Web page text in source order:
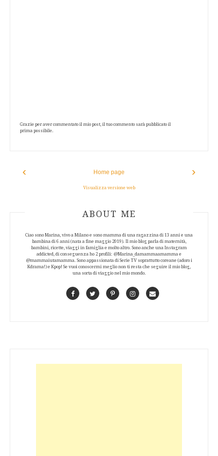
Grazie per aver commentato il mio post, il tuo commento sarà pubblicato il
prima possibile.
‹ ›
Home page
Visualizza versione web
ABOUT AUTHOR
ABOUT ME
Ciao sono Marina, vivo a Milano e sono mamma di una ragazzina di 13 anni e una
bambina di 6 anni (nata a fine maggio 2019). Il mio blog parla di maternità,
bambini, ricette, viaggi in famiglia e molto altro. Sono anche una Instagram
addicted, di conseguenza ho 2 profili: @Marina_damammaamamma e
@mammaiutamamma. Sono appassionata di Serie TV soprattutto coreane (adoro i
Kdrama!) e Kpop! Se vuoi conoscermi meglio non ti resta che seguire il mio blog,
una sorta di viaggio nel mio mondo.
FacebookTwitterPinterestInstagramContact